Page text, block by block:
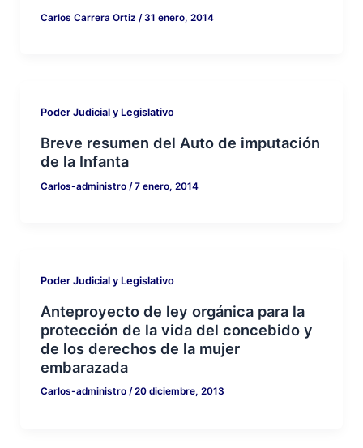
Carlos Carrera Ortiz /31 enero, 2014
Poder Judicial y Legislativo
Breve resumen del Auto de imputación
de la Infanta
Carlos-administro /7 enero, 2014
Poder Judicial y Legislativo
Anteproyecto de ley orgánica para la
protección de la vida del concebido y
de los derechos de la mujer
embarazada
Carlos-administro /20 diciembre, 2013